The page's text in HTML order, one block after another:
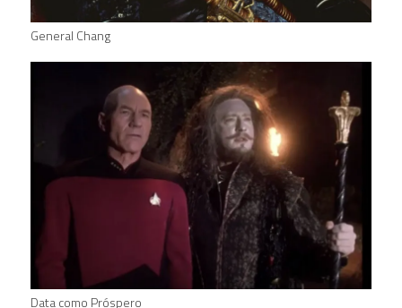
General Chang
Data como Próspero